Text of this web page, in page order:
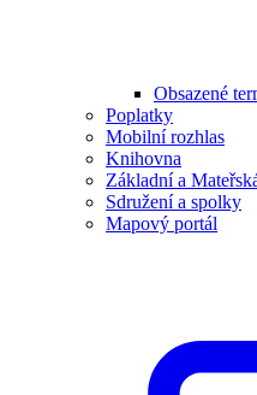
Obsazené
Poplatky
Mobilní rozhlas
Knihovna
Základní a
Sdružení a spolky
Mapový portál